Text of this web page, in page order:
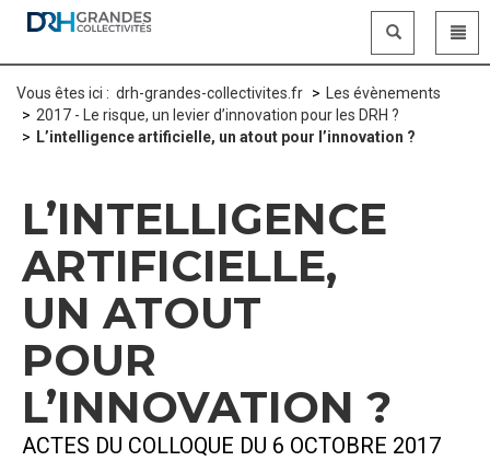
Vous êtes ici : drh-grandes-collectivites.fr
Les évènements
2017 - Le risque, un levier d’innovation pour les DRH ?
L’intelligence artificielle, un atout pour l’innovation ?
L’INTELLIGENCE
ARTIFICIELLE,
UN ATOUT
POUR
L’INNOVATION ?
ACTES DU COLLOQUE DU 6 OCTOBRE 2017
Panneau de gestion des cookies